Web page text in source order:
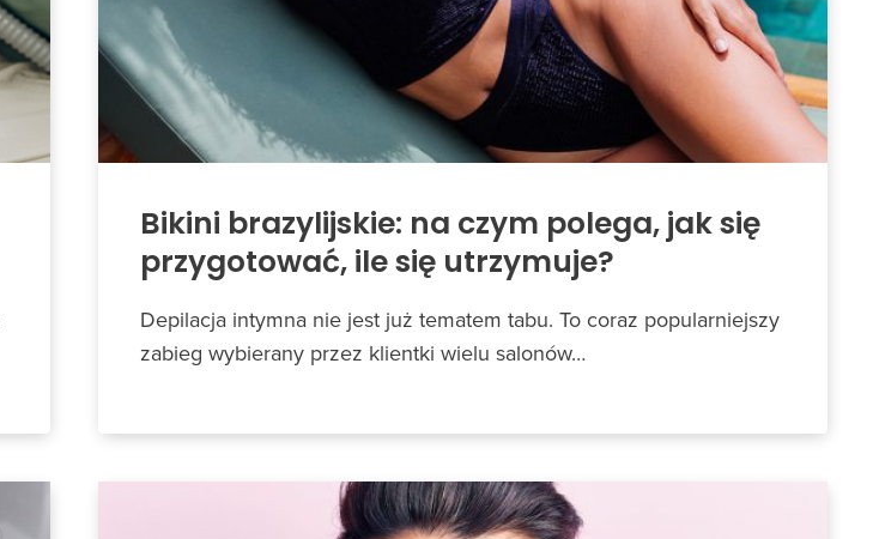
Bikini brazylijskie: na czym polega, jak się
przygotować, ile się utrzymuje?
Depilacja intymna nie jest już tematem tabu. To coraz popularniejszy
zabieg wybierany przez klientki wielu salonów…